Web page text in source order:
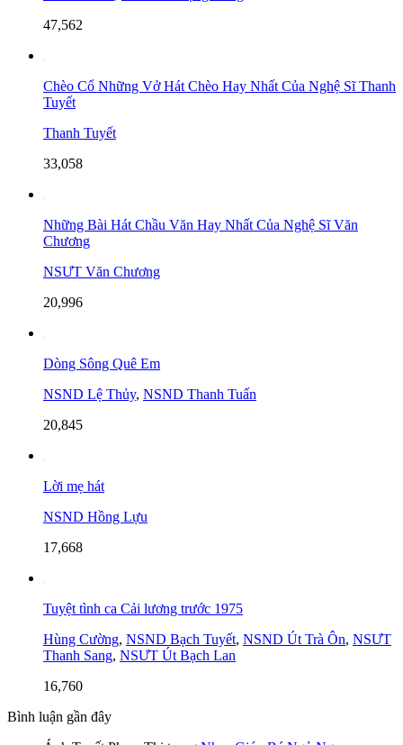
47,562
Chèo Cổ Những Vở Hát Chèo Hay Nhất Của Nghệ Sĩ Thanh
Tuyết
Thanh Tuyết
33,058
Những Bài Hát Chầu Văn Hay Nhất Của Nghệ Sĩ Văn
Chương
NSƯT Văn Chương
20,996
Dòng Sông Quê Em
NSND Lệ Thủy, NSND Thanh Tuấn
20,845
Lời mẹ hát
NSND Hồng Lựu
17,668
Tuyệt tình ca Cải lương trước 1975
Hùng Cường, NSND Bạch Tuyết, NSND Út Trà Ôn, NSƯT
Thanh Sang, NSƯT Út Bạch Lan
16,760
Bình luận gần đây